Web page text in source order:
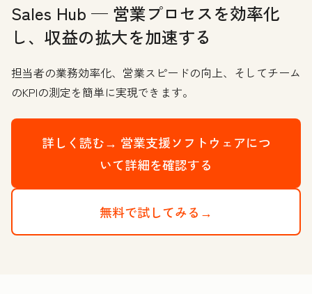
Sales Hub — 営業プロセスを効率化
し、収益の拡大を加速する
担当者の業務効率化、営業スピードの向上、そしてチーム
のKPIの測定を簡単に実現できます。
詳しく読む→ 営業支援ソフトウェアにつ
いて詳細を確認する
無料で試してみる→